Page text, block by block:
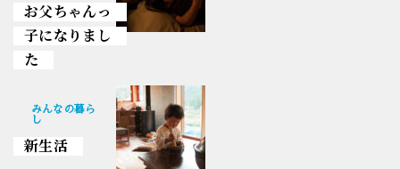
お父ちゃんっ
子になりまし
た
みんなの暮ら
し
新生活